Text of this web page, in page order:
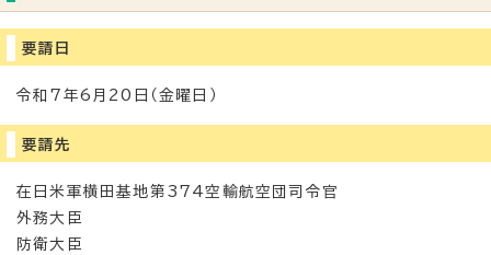
要請日
令和7年6月20日（金曜日）
要請先
在日米軍横田基地第374空輸航空団司令官
外務大臣
防衛大臣